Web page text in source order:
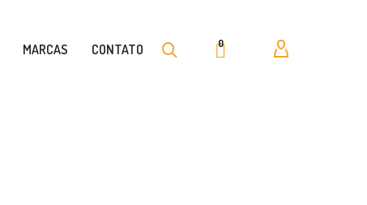
0
MARCAS CONTATO